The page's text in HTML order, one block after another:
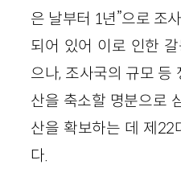
은 날부터 1년”으로 조
되어 있어 이로 인한
으나, 조사국의 규모 등
산을 축소할 명분으로
산을 확보하는 데 제22
다.